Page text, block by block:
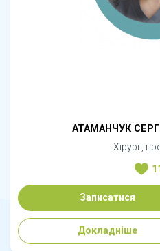
АТАМАНЧУК
Хірург,
Записатися
Докладніше